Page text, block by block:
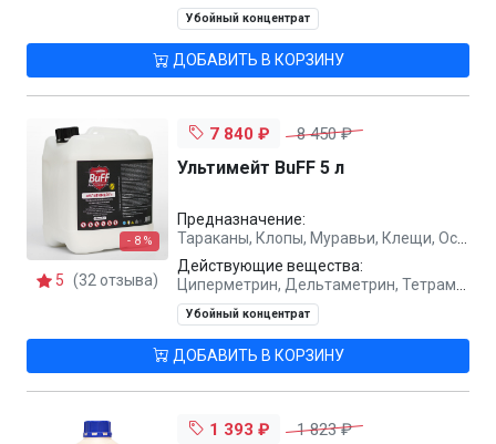
Убойный концентрат
ДОБАВИТЬ В КОРЗИНУ
- 8 %
5 (32 отзыва)
7 840 ₽ 8 450 ₽
Ультимейт BuFF 5 л
Предназначение:
Тараканы, Клопы, Муравьи, Клещи, Осы, Комары, Блохи, Мухи
Действующие вещества:
Циперметрин, Дельтаметрин, Тетраметрин, Метаборная кислота
Убойный концентрат
ДОБАВИТЬ В КОРЗИНУ
1 393 ₽ 1 823 ₽